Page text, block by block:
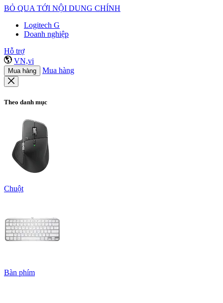
BỎ QUA TỚI NỘI DUNG CHÍNH
Logitech G
Doanh nghiệp
Hỗ trợ
VN,vi
Mua hàng Mua hàng
Theo danh mục
Chuột
Bàn phím